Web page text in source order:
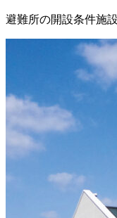
避難所の開設条件施